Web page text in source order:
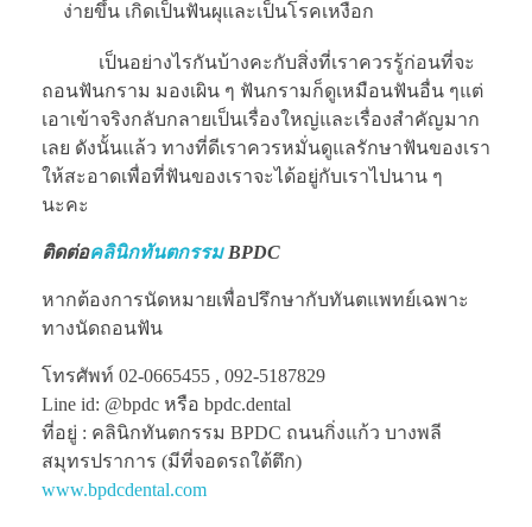
ง่ายขึ้น เกิดเป็นฟันผุและเป็นโรคเหงือก
เป็นอย่างไรกันบ้างคะกับสิ่งที่เราควรรู้ก่อนที่จะ
ถอนฟันกราม มองเผิน ๆ ฟันกรามก็ดูเหมือนฟันอื่น ๆแต่
เอาเข้าจริงกลับกลายเป็นเรื่องใหญ่และเรื่องสำคัญมาก
เลย ดังนั้นแล้ว ทางที่ดีเราควรหมั่นดูแลรักษาฟันของเรา
ให้สะอาดเพื่อที่ฟันของเราจะได้อยู่กับเราไปนาน ๆ
นะคะ
ติดต่อคลินิกทันตกรรมBPDC
หากต้องการนัดหมายเพื่อปรึกษากับทันตแพทย์เฉพาะ
ทางนัดถอนฟัน
โทรศัพท์ 02-0665455 , 092-5187829
Line id: @bpdc หรือ bpdc.dental
ที่อยู่ : คลินิกทันตกรรม BPDC ถนนกิ่งแก้ว บางพลี
สมุทรปราการ (มีที่จอดรถใต้ตึก)
www.bpdcdental.com